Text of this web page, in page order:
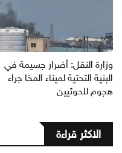
وزارة النقل: أضرار جسيمة في
البنية التحتية لميناء المخا جراء
هجوم للحوثيين
الاكثر قراءة